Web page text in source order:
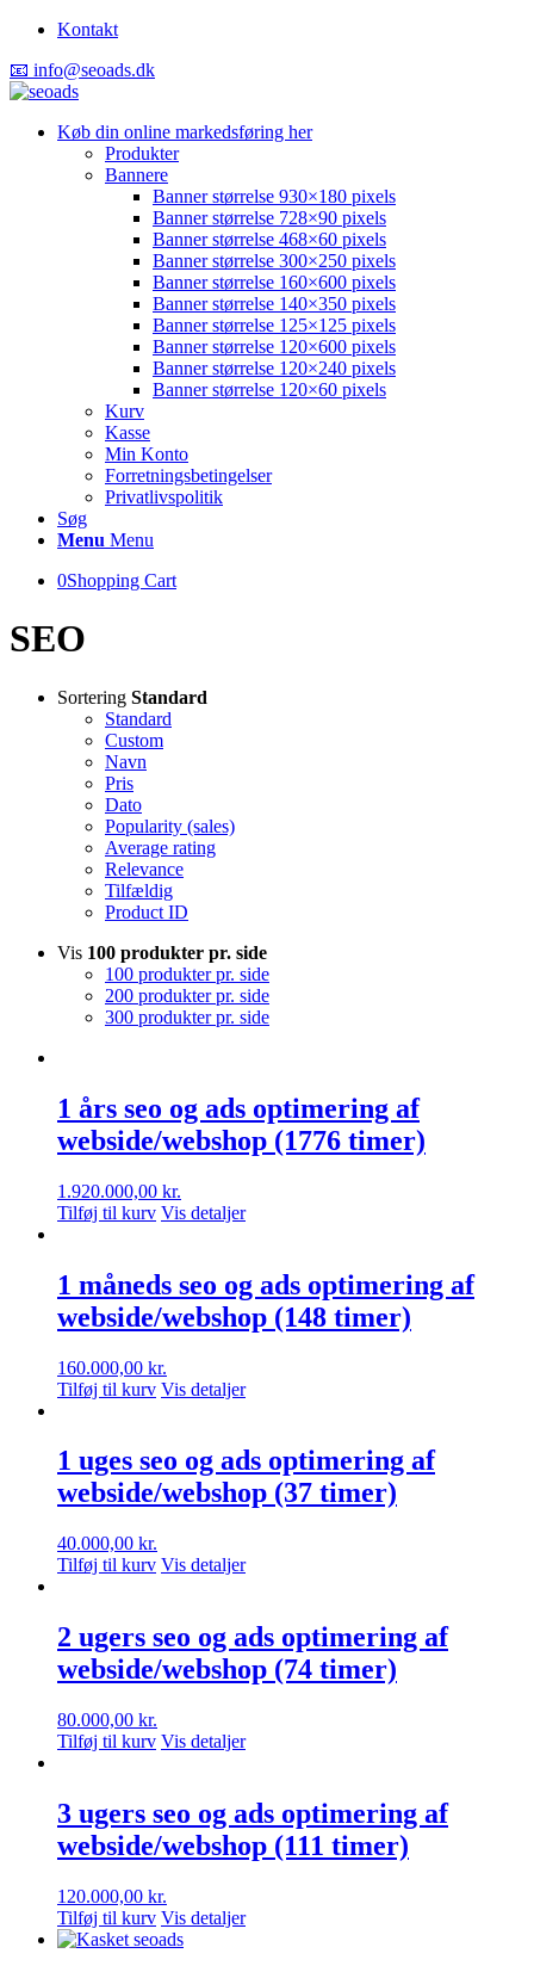
Kontakt
📧 info@seoads.dk
Køb din online markedsføring her
Produkter
Bannere
Banner størrelse 930×180 pixels
Banner størrelse 728×90 pixels
Banner størrelse 468×60 pixels
Banner størrelse 300×250 pixels
Banner størrelse 160×600 pixels
Banner størrelse 140×350 pixels
Banner størrelse 125×125 pixels
Banner størrelse 120×600 pixels
Banner størrelse 120×240 pixels
Banner størrelse 120×60 pixels
Kurv
Kasse
Min Konto
Forretningsbetingelser
Privatlivspolitik
Søg
Menu Menu
0Shopping Cart
SEO
Sortering Standard
Standard
Custom
Navn
Pris
Dato
Popularity (sales)
Average rating
Relevance
Tilfældig
Product ID
Vis 100 produkter pr. side
100 produkter pr. side
200 produkter pr. side
300 produkter pr. side
1 års seo og ads optimering af
webside/webshop (1776 timer)
1.920.000,00 kr.
Tilføj til kurv Vis detaljer
1 måneds seo og ads optimering af
webside/webshop (148 timer)
160.000,00 kr.
Tilføj til kurv Vis detaljer
1 uges seo og ads optimering af
webside/webshop (37 timer)
40.000,00 kr.
Tilføj til kurv Vis detaljer
2 ugers seo og ads optimering af
webside/webshop (74 timer)
80.000,00 kr.
Tilføj til kurv Vis detaljer
3 ugers seo og ads optimering af
webside/webshop (111 timer)
120.000,00 kr.
Tilføj til kurv Vis detaljer